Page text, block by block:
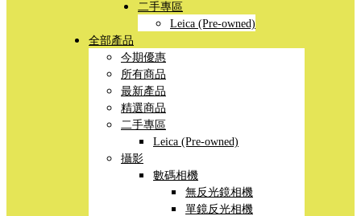
二手專區
Leica (Pre-owned)
全部產品
今期優惠
所有商品
最新產品
精選商品
二手專區
Leica (Pre-owned)
攝影
數碼相機
無反光鏡相機
單鏡反光相機